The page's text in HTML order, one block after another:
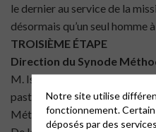
le dernier au service de la
désormais qu’un seul homme
TROISIÈME ÉTAPE
Direction du Synode
M. Isaac Gray fut, à son
pasteur placé directement
Méthodiste français.
Notre site utilise
fonctionnement.
déposés par des